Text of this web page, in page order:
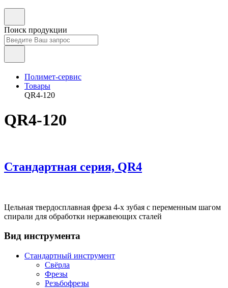
Поиск продукции
Полимет-сервис
Товары
QR4-120
QR4-120
Стандартная серия, QR4
Цельная твердосплавная фреза 4-х зубая с переменным шагом
спирали для обработки нержавеющих сталей
Вид инструмента
Стандартный инструмент
Свёрла
Фрезы
Резьбофрезы